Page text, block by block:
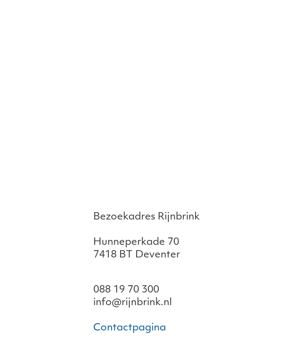
Bezoekadres Rijnbrink
Hunneperkade 70
7418 BT Deventer
088 19 70 300
info@rijnbrink.nl
Contactpagina